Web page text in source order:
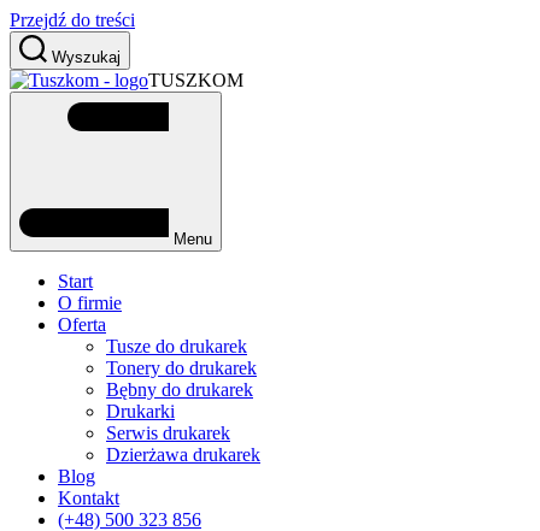
Przejdź do treści
Wyszukaj
TUSZKOM
Menu
Start
O firmie
Oferta
Tusze do drukarek
Tonery do drukarek
Bębny do drukarek
Drukarki
Serwis drukarek
Dzierżawa drukarek
Blog
Kontakt
(+48) 500 323 856